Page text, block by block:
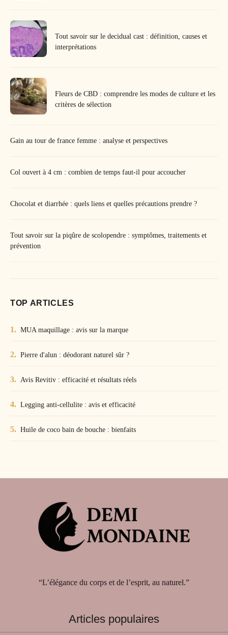
Tout savoir sur le decidual cast : définition, causes et
interprétations
Fleurs de CBD : comprendre les modes de culture et les
critères de sélection
Gain au tour de france femme : analyse et perspectives
Col ouvert à 4 cm : combien de temps faut-il pour accoucher
Chocolat et diarrhée : quels liens et quelles précautions prendre ?
Tout savoir sur la piqûre de scolopendre : symptômes, traitements et
prévention
TOP ARTICLES
MUA maquillage : avis sur la marque
Pierre d'alun : déodorant naturel sûr ?
Avis Revitiv : efficacité et résultats réels
Legging anti-cellulite : avis et efficacité
Huile de coco bain de bouche : bienfaits
“L’élégance du corps et de l’esprit, au naturel.”
Articles populaires